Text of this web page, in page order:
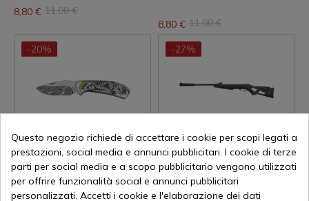
8,80 € 11,00 €
8,80 € 11,00 €
-20%
Visualizza prodotto
REF: 25124
Coltello d'acciaio "Volti di
-27%
Visualizza prodotto
REF: 611007255
Gamo
Questo negozio richiede di accettare i cookie per scopi legati a
prestazioni, social media e annunci pubblicitari. I cookie di terze
parti per social media e a scopo pubblicitario vengono utilizzati
per offrire funzionalità social e annunci pubblicitari
personalizzati. Accetti i cookie e l'elaborazione dei dati